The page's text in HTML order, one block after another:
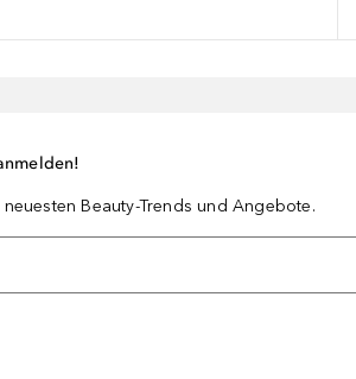
Beauty-Trends und Angebote.